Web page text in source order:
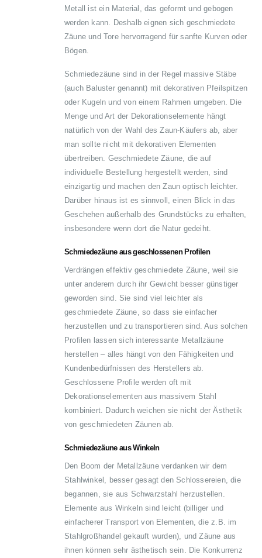
Metall ist ein Material, das geformt und gebogen
werden kann. Deshalb eignen sich geschmiedete
Zäune und Tore hervorragend für sanfte Kurven oder
Bögen.
Schmiedezäune sind in der Regel massive Stäbe
(auch Baluster genannt) mit dekorativen Pfeilspitzen
oder Kugeln und von einem Rahmen umgeben. Die
Menge und Art der Dekorationselemente hängt
natürlich von der Wahl des Zaun-Käufers ab, aber
man sollte nicht mit dekorativen Elementen
übertreiben. Geschmiedete Zäune, die auf
individuelle Bestellung hergestellt werden, sind
einzigartig und machen den Zaun optisch leichter.
Darüber hinaus ist es sinnvoll, einen Blick in das
Geschehen außerhalb des Grundstücks zu erhalten,
insbesondere wenn dort die Natur gedeiht.
Schmiedezäune aus geschlossenen Profilen
Verdrängen effektiv geschmiedete Zäune, weil sie
unter anderem durch ihr Gewicht besser günstiger
geworden sind. Sie sind viel leichter als
geschmiedete Zäune, so dass sie einfacher
herzustellen und zu transportieren sind. Aus solchen
Profilen lassen sich interessante Metallzäune
herstellen – alles hängt von den Fähigkeiten und
Kundenbedürfnissen des Herstellers ab.
Geschlossene Profile werden oft mit
Dekorationselementen aus massivem Stahl
kombiniert. Dadurch weichen sie nicht der Ästhetik
von geschmiedeten Zäunen ab.
Schmiedezäune aus Winkeln
Den Boom der Metallzäune verdanken wir dem
Stahlwinkel, besser gesagt den Schlossereien, die
begannen, sie aus Schwarzstahl herzustellen.
Elemente aus Winkeln sind leicht (billiger und
einfacherer Transport von Elementen, die z.B. im
Stahlgroßhandel gekauft wurden), und Zäune aus
ihnen können sehr ästhetisch sein. Die Konkurrenz